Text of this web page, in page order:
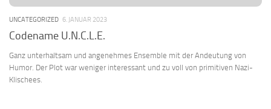
UNCATEGORIZED 6. JANUAR 2023
Codename U.N.C.L.E.
Ganz unterhaltsam und angenehmes Ensemble mit der Andeutung von
Humor. Der Plot war weniger interessant und zu voll von primitiven Nazi-
Klischees.